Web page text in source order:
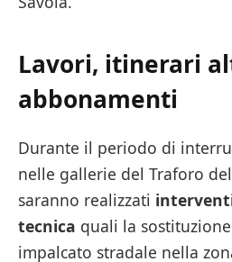
Lavori, itinerari
abbonamenti
Durante il periodo di
nelle gallerie del Traforo
saranno realizzati
tecnica quali la
impalcato stradale nella